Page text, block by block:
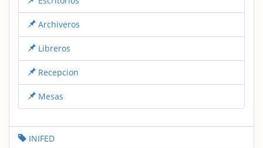
Archiveros
Libreros
Recepcion
Mesas
INIFED